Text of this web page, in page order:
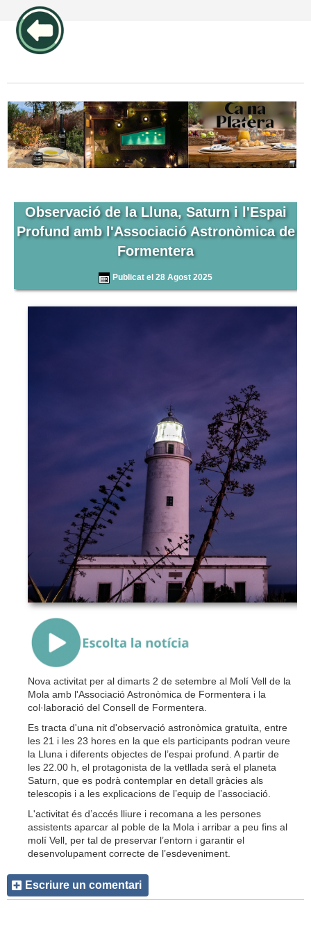
Observació de la Lluna, Saturn i l'Espai
Profund amb l'Associació Astronòmica de
Formentera
Publicat el 28 Agost 2025
{Play}
Nova activitat per al dimarts 2 de setembre al Molí Vell de la
Mola amb l'Associació Astronòmica de Formentera i la
col·laboració del Consell de Formentera.
Es tracta d'una nit d'observació astronòmica gratuïta, entre
les 21 i les 23 hores en la que els participants podran veure
la Lluna i diferents objectes de l’espai profund. A partir de
les 22.00 h, el protagonista de la vetllada serà el planeta
Saturn, que es podrà contemplar en detall gràcies als
telescopis i a les explicacions de l’equip de l’associació.
L'activitat és d’accés lliure i recomana a les persones
assistents aparcar al poble de la Mola i arribar a peu fins al
molí Vell, per tal de preservar l’entorn i garantir el
desenvolupament correcte de l’esdeveniment.
Escriure un comentari